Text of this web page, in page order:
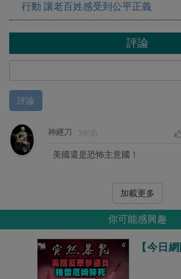
行動 讓老百姓感受到公平正義
評論
評論
神經刀 3年前
美國還是恐怖主意國！
加載更多
你可能感興趣
【今日